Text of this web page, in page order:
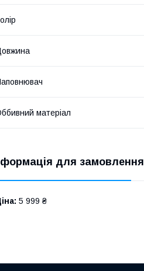
матеріал
для замовлення
5 999 ₴